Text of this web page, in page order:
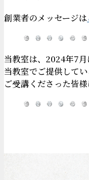
創業者のメッセージは
当教室は、2024年7月
当教室でご提供して
ご受講くださった皆